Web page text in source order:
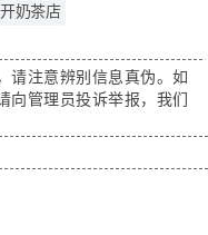
开奶茶店
请注意辨别信息真伪。如
向管理员投诉举报，我们